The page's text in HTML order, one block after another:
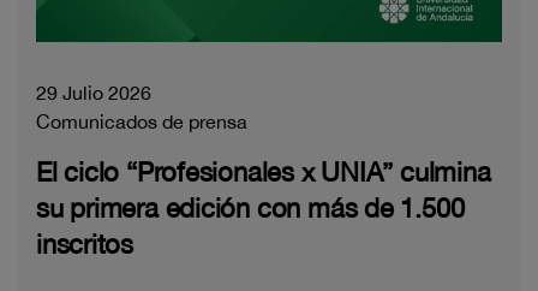
29 Julio 2026
Comunicados de prensa
El ciclo “Profesionales x UNIA” culmina
su primera edición con más de 1.500
inscritos